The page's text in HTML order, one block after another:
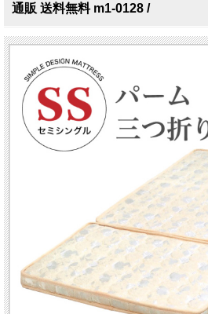
通販 送料無料 m1-0128 /